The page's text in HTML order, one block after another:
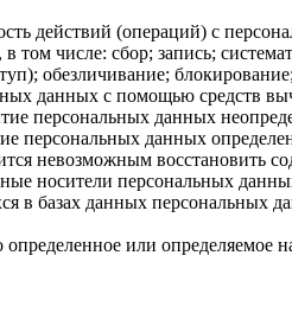
действий (операций) с
том числе: сбор; запись;
обезличивание;
данных с помощью средств
персональных данных
персональных данных
невозможным
носители персональных
в базах данных
или